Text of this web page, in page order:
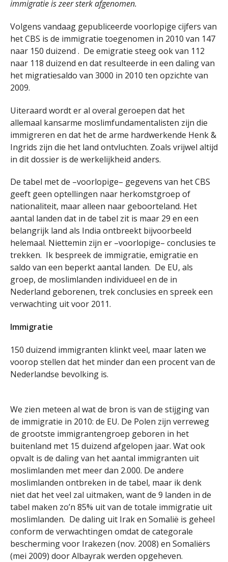
immigratie is zeer sterk afgenomen.
Volgens vandaag gepubliceerde voorlopige cijfers van
het CBS is de immigratie toegenomen in 2010 van 147
naar 150 duizend . De emigratie steeg ook van 112
naar 118 duizend en dat resulteerde in een daling van
het migratiesaldo van 3000 in 2010 ten opzichte van
2009.
Uiteraard wordt er al overal geroepen dat het
allemaal kansarme moslimfundamentalisten zijn die
immigreren en dat het de arme hardwerkende Henk &
Ingrids zijn die het land ontvluchten. Zoals vrijwel altijd
in dit dossier is de werkelijkheid anders.
De tabel met de –voorlopige– gegevens van het CBS
geeft geen optellingen naar herkomstgroep of
nationaliteit, maar alleen naar geboorteland. Het
aantal landen dat in de tabel zit is maar 29 en een
belangrijk land als India ontbreekt bijvoorbeeld
helemaal. Niettemin zijn er –voorlopige– conclusies te
trekken. Ik bespreek de immigratie, emigratie en
saldo van een beperkt aantal landen. De EU, als
groep, de moslimlanden individueel en de in
Nederland geborenen, trek conclusies en spreek een
verwachting uit voor 2011.
Immigratie
150 duizend immigranten klinkt veel, maar laten we
voorop stellen dat het minder dan een procent van de
Nederlandse bevolking is.
We zien meteen al wat de bron is van de stijging van
de immigratie in 2010: de EU. De Polen zijn verreweg
de grootste immigrantengroep geboren in het
buitenland met 15 duizend afgelopen jaar. Wat ook
opvalt is de daling van het aantal immigranten uit
moslimlanden met meer dan 2.000. De andere
moslimlanden ontbreken in de tabel, maar ik denk
niet dat het veel zal uitmaken, want de 9 landen in de
tabel maken zo’n 85% uit van de totale immigratie uit
moslimlanden. De daling uit Irak en Somalië is geheel
conform de verwachtingen omdat de categorale
bescherming voor Irakezen (nov. 2008) en Somaliërs
(mei 2009) door Albayrak werden opgeheven.